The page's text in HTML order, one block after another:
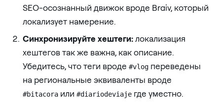
SEO-осознанный движок вроде Braiv, который
локализует намерение.
Синхронизируйте хештеги:локализация
хештегов так же важна, как описание.
Убедитесь, что теги вроде#vlog переведены
на региональные эквиваленты вроде
#bitacora или#diariodeviaje где уместно.